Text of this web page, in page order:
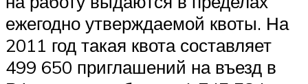
ежегодно утверждаемой квоты. На
2011 год такая квота составляет
499 650 приглашений на въезд в